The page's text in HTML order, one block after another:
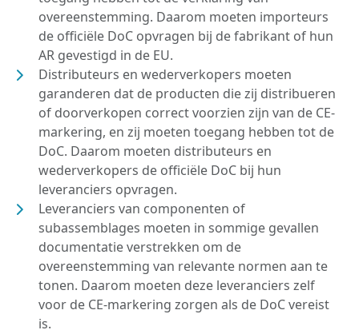
overeenstemming. Daarom moeten importeurs
de officiële DoC opvragen bij de fabrikant of hun
AR gevestigd in de EU.
Distributeurs en wederverkopers moeten
garanderen dat de producten die zij distribueren
of doorverkopen correct voorzien zijn van de CE-
markering, en zij moeten toegang hebben tot de
DoC. Daarom moeten distributeurs en
wederverkopers de officiële DoC bij hun
leveranciers opvragen.
Leveranciers van componenten of
subassemblages moeten in sommige gevallen
documentatie verstrekken om de
overeenstemming van relevante normen aan te
tonen. Daarom moeten deze leveranciers zelf
voor de CE-markering zorgen als de DoC vereist
is.